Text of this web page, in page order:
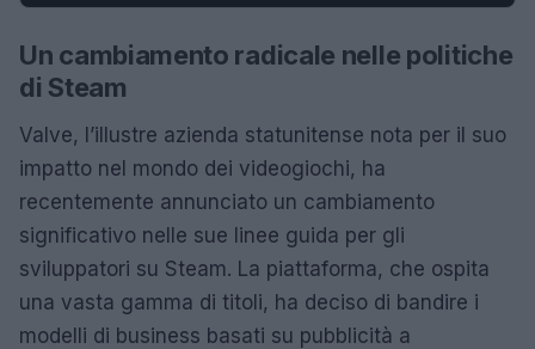
Un cambiamento radicale nelle politiche
di Steam
Valve, l’illustre azienda statunitense nota per il suo
impatto nel mondo dei videogiochi, ha
recentemente annunciato un cambiamento
significativo nelle sue linee guida per gli
sviluppatori su Steam. La piattaforma, che ospita
una vasta gamma di titoli, ha deciso di bandire i
modelli di business basati su pubblicità a